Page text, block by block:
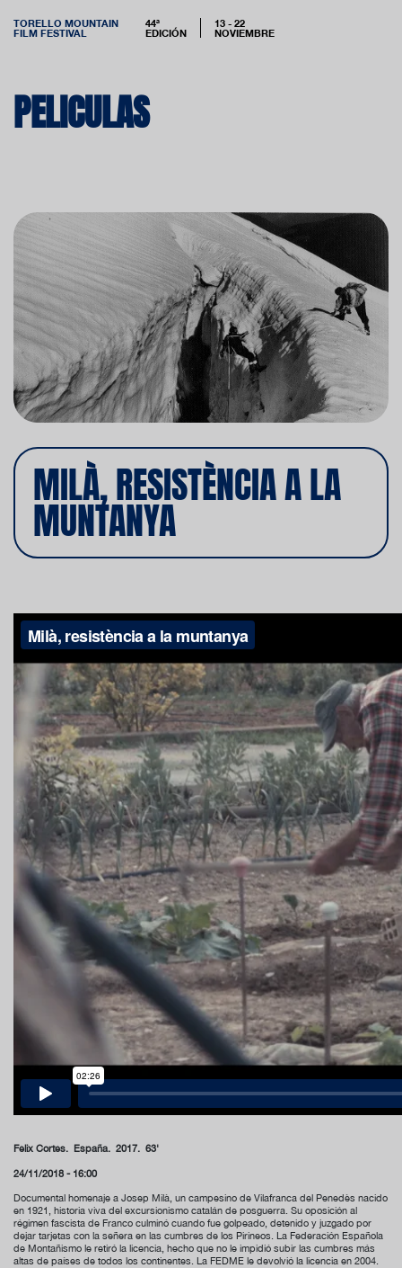
TORELLO MOUNTAIN
FILM FESTIVAL
44ª
EDICIÓN
13 - 22
NOVIEMBRE
PELICULAS
MILÀ, RESISTÈNCIA A LA
MUNTANYA
Fèlix Cortés. España. 2017. 63'
24/11/2018 - 16:00
Documental homenaje a Josep Milà, un campesino de Vilafranca del Penedès nacido
en 1921, historia viva del excursionismo catalán de posguerra. Su oposición al
régimen fascista de Franco culminó cuando fue golpeado, detenido y juzgado por
dejar tarjetas con la señera en las cumbres de los Pirineos. La Federación Española
de Montañismo le retiró la licencia, hecho que no le impidió subir las cumbres más
altas de países de todos los continentes. La FEDME le devolvió la licencia en 2004.